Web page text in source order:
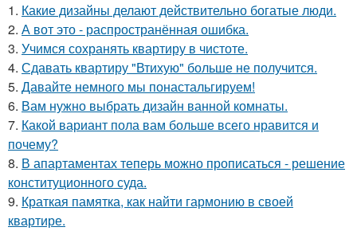
1. Какие дизайны делают действительно богатые люди.
2. А вот это - распространённая ошибка.
3. Учимся сохранять квартиру в чистоте.
4. Сдавать квартиру "Втихую" больше не получится.
5. Давайте немного мы понастальгируем!
6. Вам нужно выбрать дизайн ванной комнаты.
7. Какой вариант пола вам больше всего нравится и
почему?
8. В апартаментах теперь можно прописаться - решение
конституционного суда.
9. Краткая памятка, как найти гармонию в своей
квартире.